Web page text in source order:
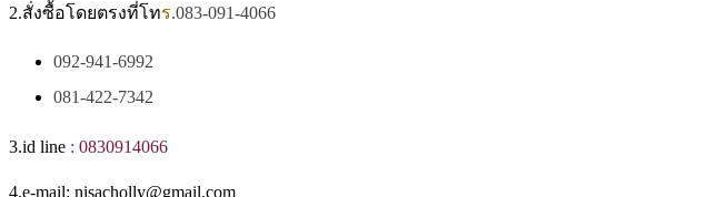
2.สั่งซื้อโดยตรงที่โทร.083-091-4066
092-941-6992
081-422-7342
3.id line : 0830914066
4.e-mail: nisacholly@gmail.com